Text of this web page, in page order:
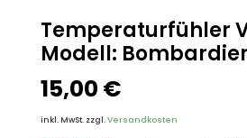
Temperaturfühler
Modell: Bombardier
15,00 €
inkl. MwSt. zzgl.Versandkosten